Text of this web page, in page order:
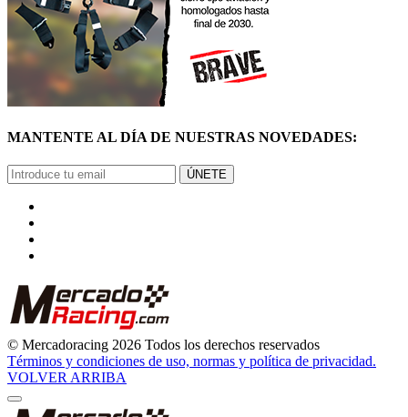
MANTENTE AL DÍA DE NUESTRAS NOVEDADES:
ÚNETE
© Mercadoracing 2026 Todos los derechos reservados
Términos y condiciones de uso, normas y política de privacidad.
VOLVER ARRIBA